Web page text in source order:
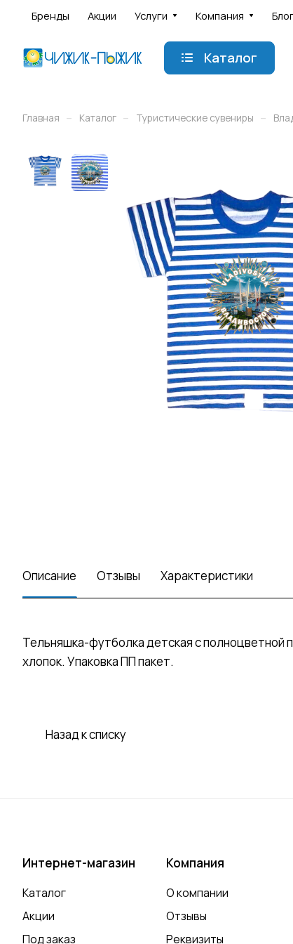
Бренды Акции Услуги Компания
Каталог
Главная – Каталог – Туристические сувениры –
Описание Отзывы Характеристики
Тельняшка-футболка детская с
хлопок. Упаковка ПП пакет.
Назад к списку
Интернет-магазин
Каталог
Акции
Под заказ
Компания
О компании
Отзывы
Реквизиты